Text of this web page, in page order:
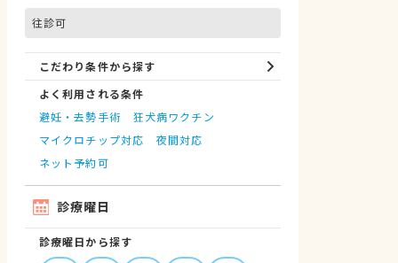
往診可
こだわり条件から探す
よく利用される条件
避妊・去勢手術
狂犬病ワクチン
マイクロチップ対応
夜間対応
ネット予約可
診療曜日
診療曜日から探す